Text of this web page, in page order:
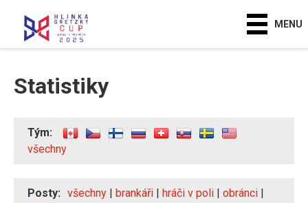
MENU
Statistiky
Tým:
všechny
Posty: všechny | brankáři | hráči v poli | obránci |